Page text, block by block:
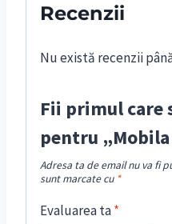
Recenzii
Nu există recenzii
Fii primul care
pentru
Adresa ta de email nu va fi
sunt marcate cu *
Evaluarea ta*